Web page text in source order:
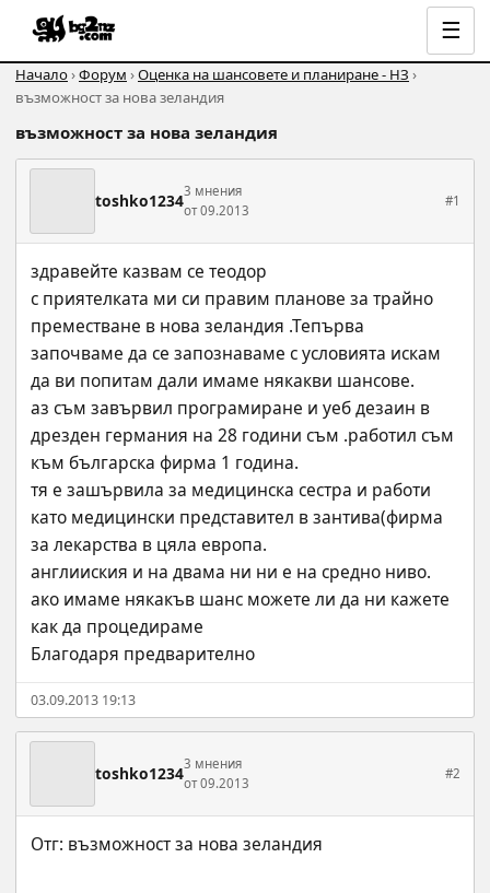
☰
Начало›Форум ›Оценка на шансовете и планиране - НЗ ›
възможност за нова зеландия
възможност за нова зеландия
toshko12343 мнения
от 09.2013
#1
здравейте казвам се теодор
с приятелката ми си правим планове за трайно
преместване в нова зеландия .Тепърва
започваме да се запознаваме с условията искам
да ви попитам дали имаме някакви шансове.
аз съм завървил програмиране и уеб дезаин в
дрезден германия на 28 години съм .работил съм
към българска фирма 1 година.
тя е зашървила за медицинска сестра и работи
като медицински представител в зантива(фирма
за лекарства в цяла европа.
англииския и на двама ни ни е на средно ниво.
ако имаме някакъв шанс можете ли да ни кажете
как да процедираме
Благодаря предварително
03.09.2013 19:13
toshko12343 мнения
от 09.2013
#2